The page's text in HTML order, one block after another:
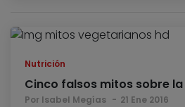
Nutrición
Cinco falsos mitos sobre
Por Isabel Megías 21 Ene 2016